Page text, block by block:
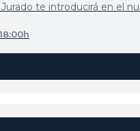
te introducirá en el